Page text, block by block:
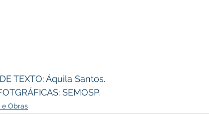
TEXTO: Áquila Santos.
SEMOSP.
e Obras